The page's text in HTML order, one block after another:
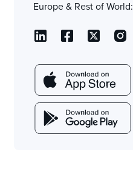
Europe & Rest of World: